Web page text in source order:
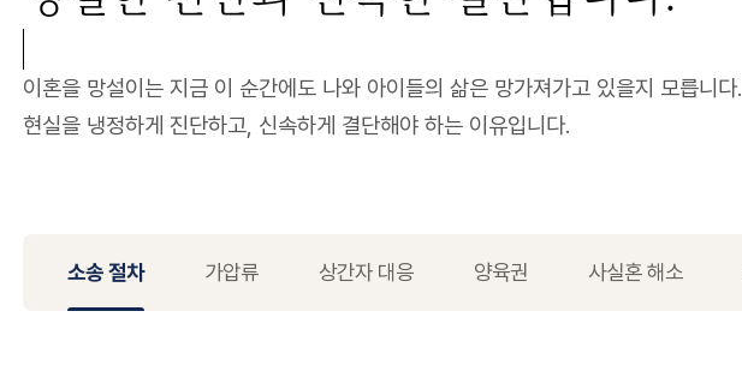
이혼을 망설이는 지금 이 순간에도 나와 아이들의 삶은 망가져가고 있을지 모릅니다.
현실을 냉정하게 진단하고, 신속하게 결단해야 하는 이유입니다.
소송 절차 가압류 상간자 대응 양육권 사실혼 해소